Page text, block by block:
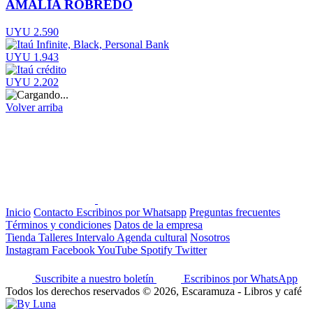
AMALIA ROBREDO
UYU 2.590
UYU 1.943
UYU 2.202
Volver arriba
Inicio Contacto Escribinos por Whatsapp Preguntas frecuentes
Términos y condiciones Datos de la empresa
Tienda Talleres Intervalo Agenda cultural Nosotros
Instagram FacebookYouTube Spotify Twitter
Suscribite a nuestro boletín
Escribinos por WhatsApp
Todos los derechos reservados © 2026, Escaramuza - Libros y café